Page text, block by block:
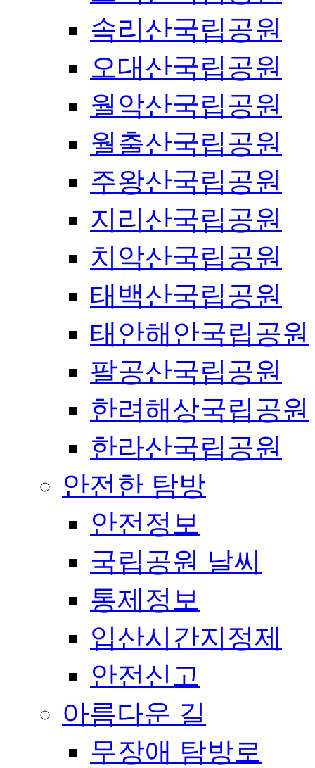
속리산국립공원
오대산국립공원
월악산국립공원
월출산국립공원
주왕산국립공원
지리산국립공원
치악산국립공원
태백산국립공원
태안해안국립공원
팔공산국립공원
한려해상국립공원
한라산국립공원
안전한 탐방
안전정보
국립공원 날씨
통제정보
입산시간지정제
안전신고
아름다운 길
무장애 탐방로